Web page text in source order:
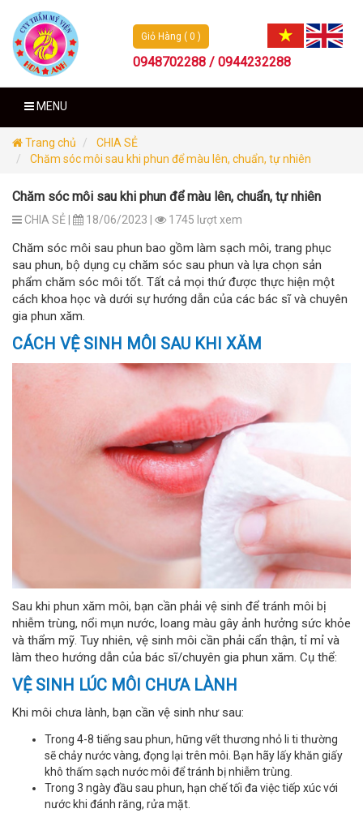
Giỏ Hàng ( 0 )
0948702288 / 0944232288
MENU
Trang chủ
CHIA SẺ
Chăm sóc môi sau khi phun để màu lên, chuẩn, tự nhiên
Chăm sóc môi sau khi phun để màu lên, chuẩn, tự nhiên
CHIA SẺ | 18/06/2023 | 1745 lượt xem
Chăm sóc môi sau phun bao gồm làm sạch môi, trang phục
sau phun, bộ dụng cụ chăm sóc sau phun và lựa chọn sản
phẩm chăm sóc môi tốt. Tất cả mọi thứ được thực hiện một
cách khoa học và dưới sự hướng dẫn của các bác sĩ và chuyên
gia phun xăm.
CÁCH VỆ SINH MÔI SAU KHI XĂM
Sau khi phun xăm môi, bạn cần phải vệ sinh để tránh môi bị
nhiễm trùng, nổi mụn nước, loang màu gây ảnh hưởng sức khỏe
và thẩm mỹ. Tuy nhiên, vệ sinh môi cần phải cẩn thận, tỉ mỉ và
làm theo hướng dẫn của bác sĩ/chuyên gia phun xăm. Cụ thể:
VỆ SINH LÚC MÔI CHƯA LÀNH
Khi môi chưa lành, bạn cần vệ sinh như sau:
Trong 4-8 tiếng sau phun, hững vết thương nhỏ li ti thường
sẽ chảy nước vàng, đọng lại trên môi. Bạn hãy lấy khăn giấy
khô thấm sạch nước môi để tránh bị nhiễm trùng.
Trong 3 ngày đầu sau phun, hạn chế tối đa việc tiếp xúc với
nước khi đánh răng, rửa mặt.